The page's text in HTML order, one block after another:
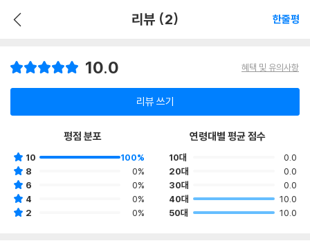
리뷰 (2) 한줄평
10.0 혜택 및 유의사항
리뷰 쓰기
평점 분포
10
100%
8
0%
6
0%
4
0%
2
0%
연령대별 평균 점수
10대
0.0
20대
0.0
30대
0.0
40대
10.0
50대
10.0